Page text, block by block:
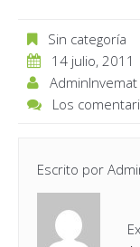
Sin categoría
14 julio, 2011
AdminInvemat
Los
Escrito por